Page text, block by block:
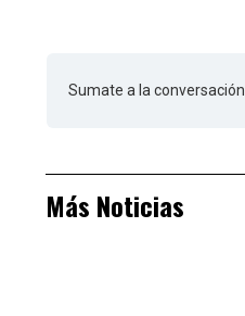
Sumate a la conversación.
Más Noticias